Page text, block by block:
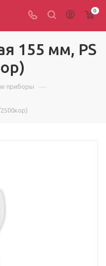
0
155 мм, PS
приборы —